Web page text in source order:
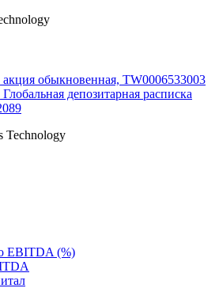
акция обыкновенная, TW0006533003
депозитарная расписка
EBITDA (%)